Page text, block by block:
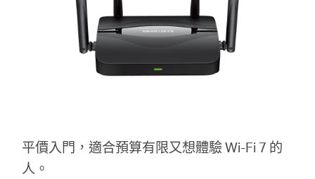
平價入門，適合預算有限又想體驗 Wi-Fi 7 的
人。